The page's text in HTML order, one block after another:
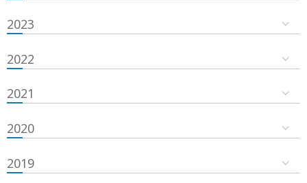
2023
2022
2021
2020
2019